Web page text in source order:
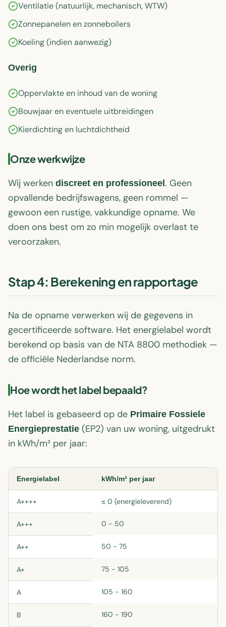
Ventilatie (natuurlijk, mechanisch, WTW)
Zonnepanelen en zonneboilers
Koeling (indien aanwezig)
Overig
Oppervlakte en inhoud van de woning
Bouwjaar en eventuele uitbreidingen
Kierdichting en luchtdichtheid
Onze werkwijze
Wij werken discreet en professioneel . Geen
opvallende bedrijfswagens, geen rommel —
gewoon een rustige, vakkundige opname. We
doen ons best om zo min mogelijk overlast te
veroorzaken.
Stap 4: Berekening en rapportage
Na de opname verwerken wij de gegevens in
gecertificeerde software. Het energielabel wordt
berekend op basis van de NTA 8800 methodiek —
de officiële Nederlandse norm.
Hoe wordt het label bepaald?
Het label is gebaseerd op de Primaire Fossiele
Energieprestatie (EP2) van uw woning, uitgedrukt
in kWh/m² per jaar:
Energielabel kWh/m² per jaar
A++++ ≤ 0 (energieleverend)
A+++ 0 - 50
A++ 50 - 75
A+ 75 - 105
A 105 - 160
B 160 - 190